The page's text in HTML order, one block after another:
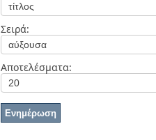
Σειρά:
Αποτελέσματα: